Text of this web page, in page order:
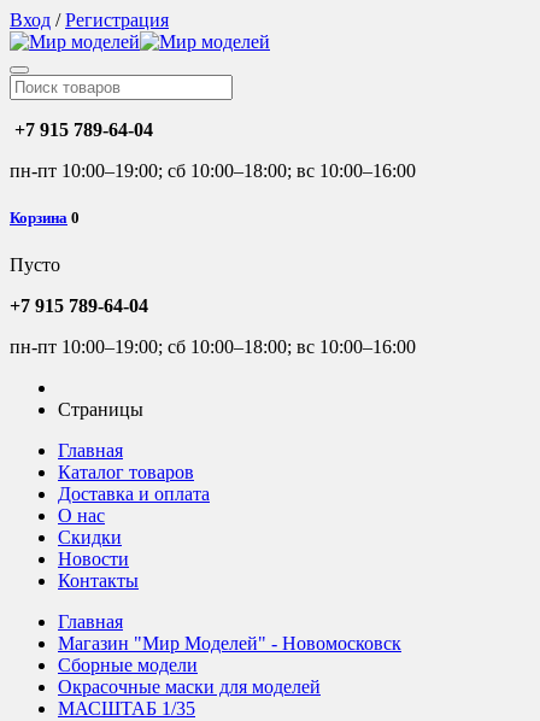
Вход /Регистрация
+7 915 789-64-04
пн-пт 10:00–19:00; сб 10:00–18:00; вс 10:00–16:00
Корзина 0
Пусто
+7 915 789-64-04
пн-пт 10:00–19:00; сб 10:00–18:00; вс 10:00–16:00
Страницы
Главная
Каталог товаров
Доставка и оплата
О нас
Скидки
Новости
Контакты
Главная
Магазин "Мир Моделей" - Новомосковск
Сборные модели
Окрасочные маски для моделей
МАСШТАБ 1/35